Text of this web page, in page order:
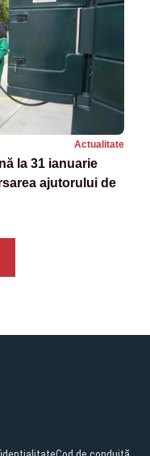
Actualitate
la 31 ianuarie
ajutorului de